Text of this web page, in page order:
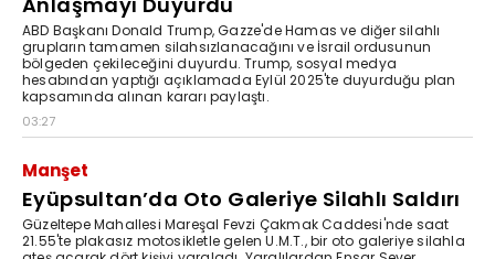
ABD Başkanı Donald Trump, Gazze'de Hamas ve diğer silahlı
grupların tamamen silahsızlanacağını ve İsrail ordusunun
bölgeden çekileceğini duyurdu. Trump, sosyal medya
hesabından yaptığı açıklamada Eylül 2025'te duyurduğu plan
kapsamında alınan kararı paylaştı.
03:27
Manşet
Eyüpsultan’da Oto Galeriye Silahlı Saldırı
Güzeltepe Mahallesi Mareşal Fevzi Çakmak Caddesi'nde saat
21.55'te plakasız motosikletle gelen U.M.T., bir oto galeriye silahla